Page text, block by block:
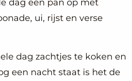
dag een pan op met
ui, rijst en verse
dag zachtjes te koken en
een nacht staat is het de